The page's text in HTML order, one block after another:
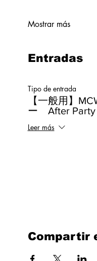
Mostrar más
Entradas
Tipo de entrada
【一般用】
ー After Party
Leer más
Compartir